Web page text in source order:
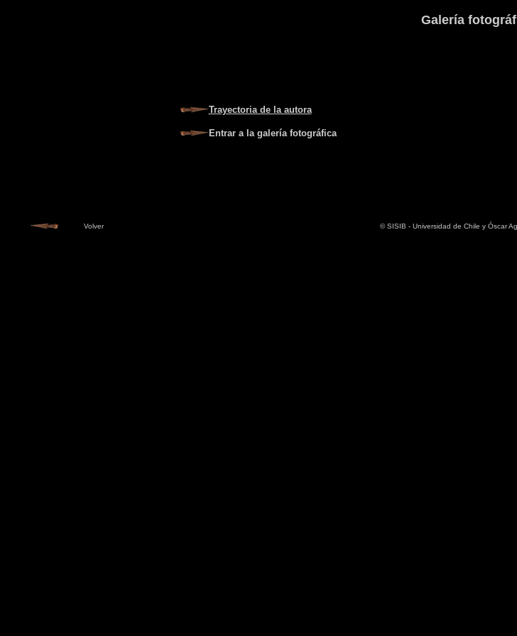
Galería
Trayectoria de la autora
Entrar a la galería fotográfica
Volver ©SISIB - Universidad de Chile y Óscar